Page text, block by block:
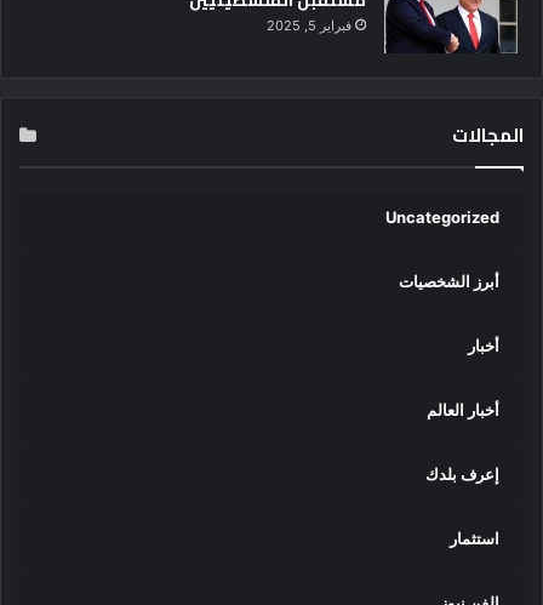
فبراير 5, 2025
المجالات
Uncategorized
أبرز الشخصيات
أخبار
أخبار العالم
إعرف بلدك
استثمار